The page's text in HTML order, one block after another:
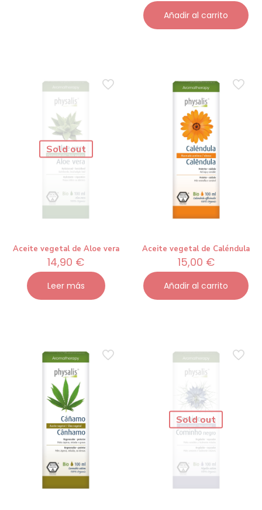
Añadir al carrito
Sold out
Aceite vegetal de Aloe vera
14,90 €
Leer más
Aceite vegetal de Caléndula
15,00 €
Añadir al carrito
Sold out